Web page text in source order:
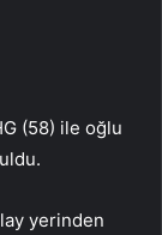
(58) ile oğlu
yerinden